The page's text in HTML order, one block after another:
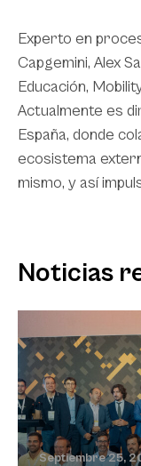
Experto en
Capgemini, Alex
Educación,
Actualmente es
España, donde
ecosistema
mismo, y así
Noticias
Septiembre 25,